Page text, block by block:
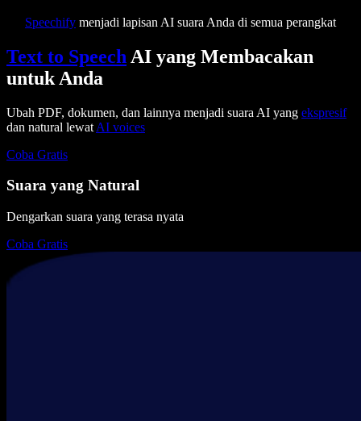
Speechify menjadi lapisan AI suara Anda di semua perangkat
Text to Speech AI yang Membacakan
untuk Anda
Ubah PDF, dokumen, dan lainnya menjadi suara AI yang ekspresif
dan natural lewat AI voices
Coba Gratis
Suara yang Natural
Dengarkan suara yang terasa nyata
Coba Gratis